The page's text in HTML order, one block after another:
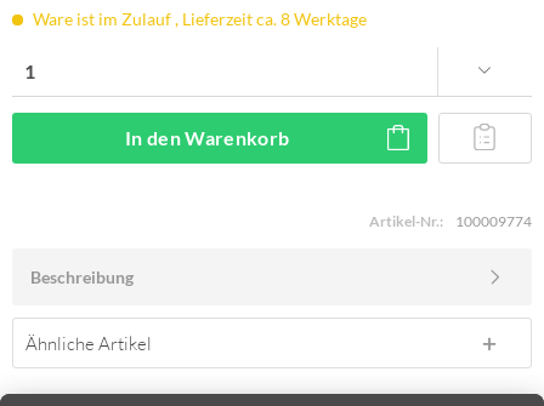
Ware ist im Zulauf , Lieferzeit ca. 8 Werktage
In denWarenkorb
Artikel-Nr.: 100009774
Beschreibung
Ähnliche Artikel